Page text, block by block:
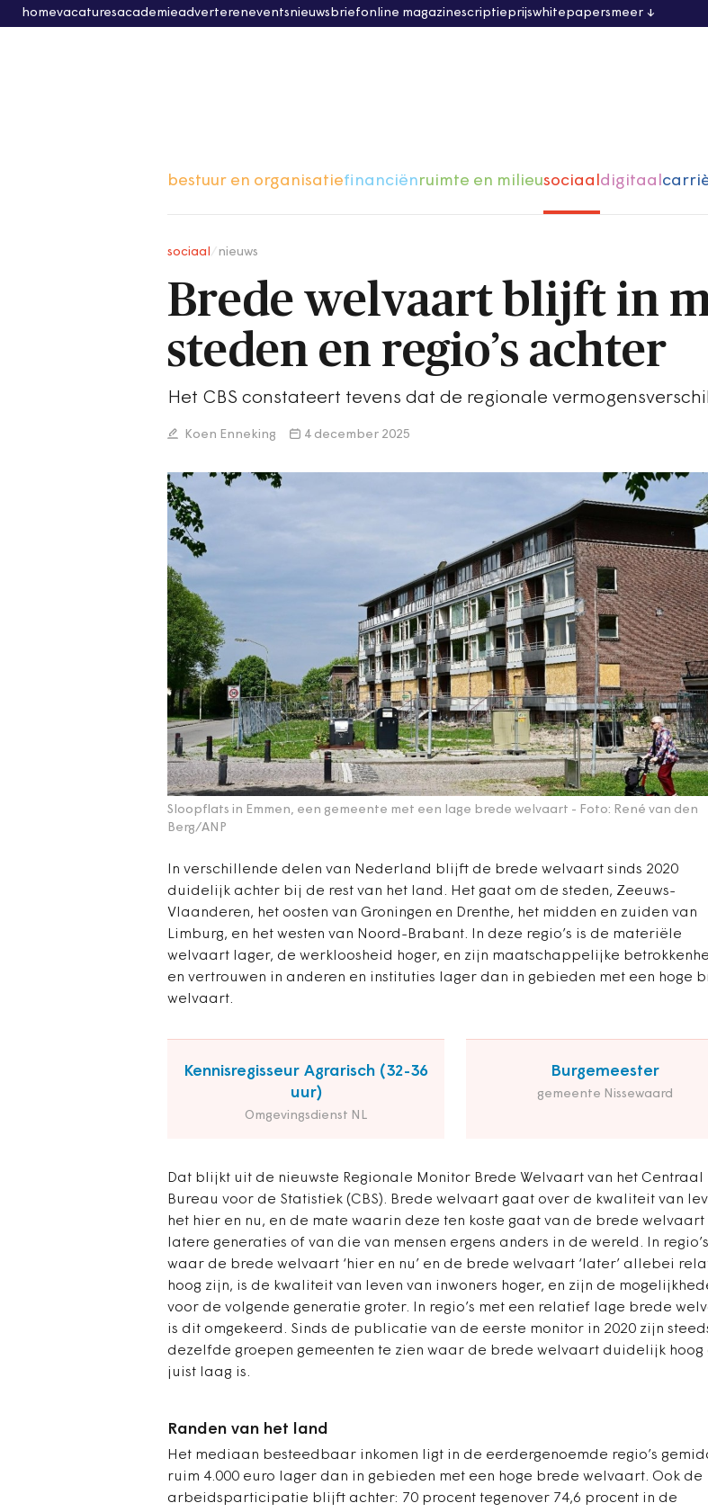
homevacaturesacademieadvertereneventsnieuwsbriefonline magazinescriptieprijswhitepapersmeer
bestuur en organisatiefinanciënruimte en milieusociaaldigitaal
sociaal nieuws
Brede welvaart blijft in
steden en regio’s achter
Het CBS constateert tevens dat de regionale
Koen Enneking 4 december 2025
Sloopflats in Emmen, een gemeente met een lage brede welvaart - Foto: René van den
Berg/ANP
In verschillende delen van Nederland blijft de brede welvaart sinds 2020
duidelijk achter bij de rest van het land. Het gaat om de steden, Zeeuws-
Vlaanderen, het oosten van Groningen en Drenthe, het midden en zuiden van
Limburg, en het westen van Noord-Brabant. In deze regio’s is de materiële
welvaart lager, de werkloosheid hoger, en zijn maatschappelijke
en vertrouwen in anderen en instituties lager dan in gebieden met een hoge
welvaart.
Kennisregisseur Agrarisch (32-36
uur)
Omgevingsdienst NL
Burgemeester
gemeente Nissewaard
Dat blijkt uit de nieuwste Regionale Monitor Brede Welvaart van het Centraal
Bureau voor de Statistiek (CBS). Brede welvaart gaat over de kwaliteit van
het hier en nu, en de mate waarin deze ten koste gaat van de brede welvaart
latere generaties of van die van mensen ergens anders in de wereld. In regio’s
waar de brede welvaart ‘hier en nu’ en de brede welvaart ‘later’ allebei
hoog zijn, is de kwaliteit van leven van inwoners hoger, en zijn de
voor de volgende generatie groter. In regio’s met een relatief lage brede
is dit omgekeerd. Sinds de publicatie van de eerste monitor in 2020 zijn
dezelfde groepen gemeenten te zien waar de brede welvaart duidelijk hoog
juist laag is.
Randen van het land
Het mediaan besteedbaar inkomen ligt in de eerdergenoemde regio’s
ruim 4.000 euro lager dan in gebieden met een hoge brede welvaart. Ook de
arbeidsparticipatie blijft achter: 70 procent tegenover 74,6 procent in de